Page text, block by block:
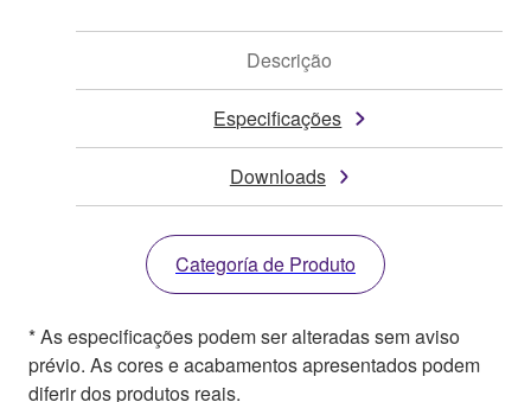
Descrição
Especificações
Downloads
Categoría de Produto
* As especificações podem ser alteradas sem aviso
prévio. As cores e acabamentos apresentados podem
diferir dos produtos reais.